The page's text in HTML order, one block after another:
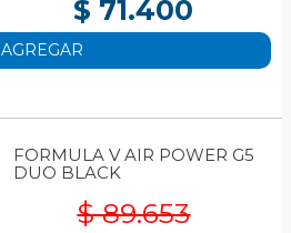
$ 71.400
AGREGAR
FORMULA V AIR POWER G5
DUO BLACK
$ 89.653